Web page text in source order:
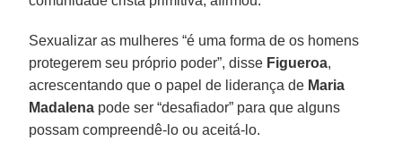
Sexualizar as mulheres “é uma forma de os homens
protegerem seu próprio poder”, disse Figueroa,
acrescentando que o papel de liderança de Maria
Madalena pode ser “desafiador” para que alguns
possam compreendê-lo ou aceitá-lo.